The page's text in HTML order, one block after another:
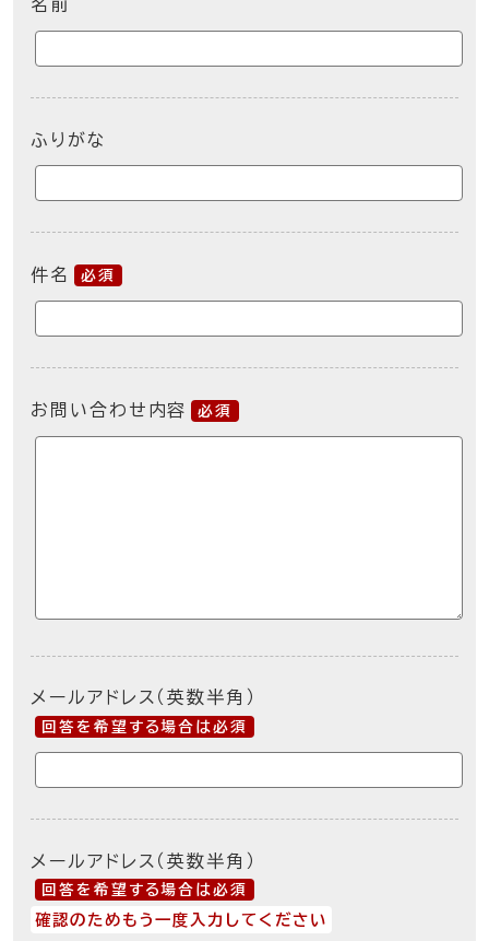
名前
ふりがな
件名 必須
お問い合わせ内容 必須
メールアドレス（英数半角）
回答を希望する場合は必須
メールアドレス（英数半角）
回答を希望する場合は必須
確認のためもう一度入力してください